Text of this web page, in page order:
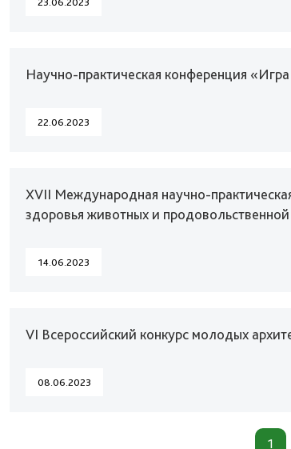
Научно-практическая конференция
22.06.2023
XVII Международная научно-
здоровья животных и
14.06.2023
VI Всероссийский конкурс молодых
08.06.2023
1